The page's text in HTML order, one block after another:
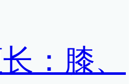
：膝、